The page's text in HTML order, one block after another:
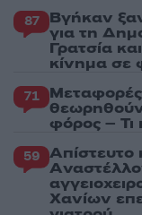
87 Βγήκαν
για τη
Γρατσία
κίνημα σε
71
θεωρηθούν
φόρος – Τι
59 Απίστευτο
Χανίων